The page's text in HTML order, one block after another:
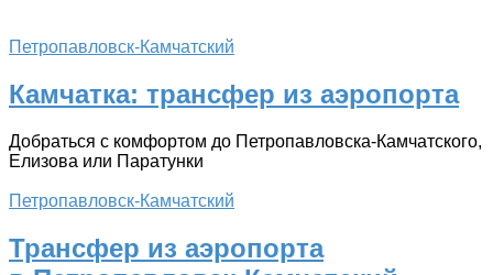
Петропавловск-Камчатский
Камчатка: трансфер из аэропорта
Добраться с комфортом до Петропавловска-Камчатского,
Елизова или Паратунки
Петропавловск-Камчатский
Трансфер из аэропорта